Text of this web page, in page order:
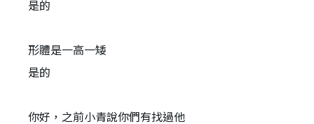
是的
形體是一高一矮
是的
你好，之前小青說你們有找過他